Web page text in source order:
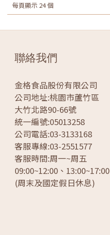
每頁顯示 24 個
聯絡我們
金格食品股份有限公司
公司地址:桃園市蘆竹區
大竹北路90-66號
統一編號:05013258
公司電話:03-3133168
客服專線:03-2551577
客服時間:周一~周五
09:00~12:00、13:00~17:00
(周末及國定假日休息)